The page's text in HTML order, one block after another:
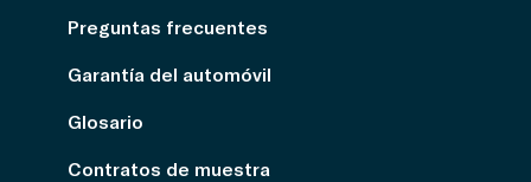
Preguntas frecuentes
Garantía del automóvil
Glosario
Contratos de muestra